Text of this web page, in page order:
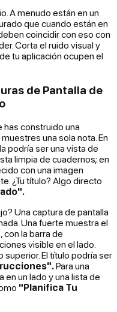
A menudo están en un
que cuando están en
coincidir con eso con
Corta el ruido visual y
tu aplicación ocupen el
de Pantalla de
has construido una
una sola nota. En
podría ser una vista de
limpia de cuadernos; en
con una imagen
¿Tu título? Algo directo
Una captura de pantalla
Una fuerte muestra el
con la barra de
visible en el lado.
El título podría ser
Para una
en un lado y una lista de
"Planifica Tu